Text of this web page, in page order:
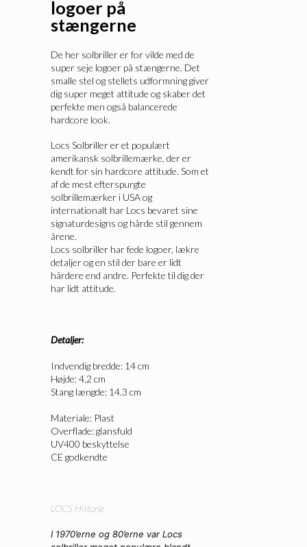
logoer på
stængerne
De her solbriller er for vilde med de
super seje logoer på stængerne. Det
smalle stel og stellets udformning giver
dig super meget attitude og skaber det
perfekte men også balancerede
hardcore look.
Locs Solbriller er et populært
amerikansk solbrillemærke, der er
kendt for sin hardcore attitude. Som et
af de mest efterspurgte
solbrillemærker i USA og
internationalt har Locs bevaret sine
signaturdesigns og hårde stil gennem
årene.
Locs solbriller har fede logoer, lækre
detaljer og en stil der bare er lidt
hårdere end andre. Perfekte til dig der
har lidt attitude.
Detaljer:
Indvendig bredde: 14 cm
Højde: 4.2 cm
Stang længde: 14.3 cm
Materiale: Plast
Overflade: glansfuld
UV400 beskyttelse
CE godkendte
LOCS Historie
I 1970’erne og 80’erne var Locs